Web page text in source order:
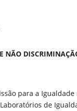
NÃO
para a
de